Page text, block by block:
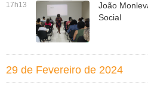
17h13
João
Social
29 de Fevereiro de 2024